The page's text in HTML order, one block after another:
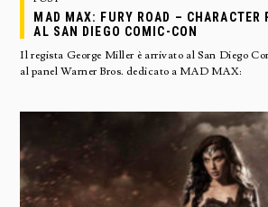
MAD MAX: FURY ROAD – CHARACTER
AL SAN DIEGO COMIC-CON
Il regista George Miller è arrivato al San Diego
al panel Warner Bros. dedicato a MAD MAX: